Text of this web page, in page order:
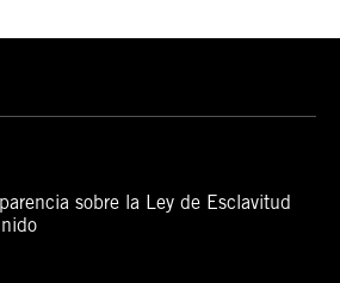
sobre la Ley de Esclavitud